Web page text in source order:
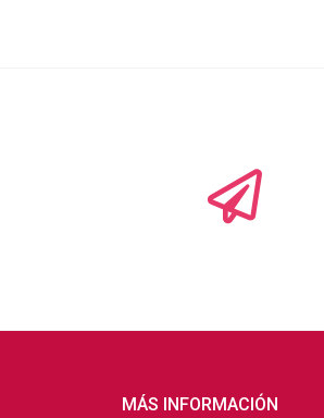
MÁS INFORMACIÓN